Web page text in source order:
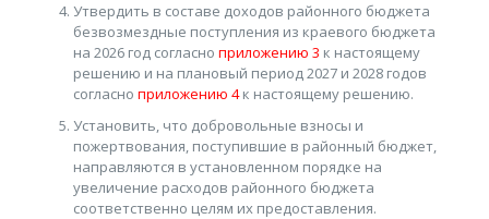
Утвердить в составе доходов районного бюджета
безвозмездные поступления из краевого бюджета
на 2026 год согласно приложению 3 к настоящему
решению и на плановый период 2027 и 2028 годов
согласно приложению 4к настоящему решению.
Установить, что добровольные взносы и
пожертвования, поступившие в районный бюджет,
направляются в установленном порядке на
увеличение расходов районного бюджета
соответственно целям их предоставления.